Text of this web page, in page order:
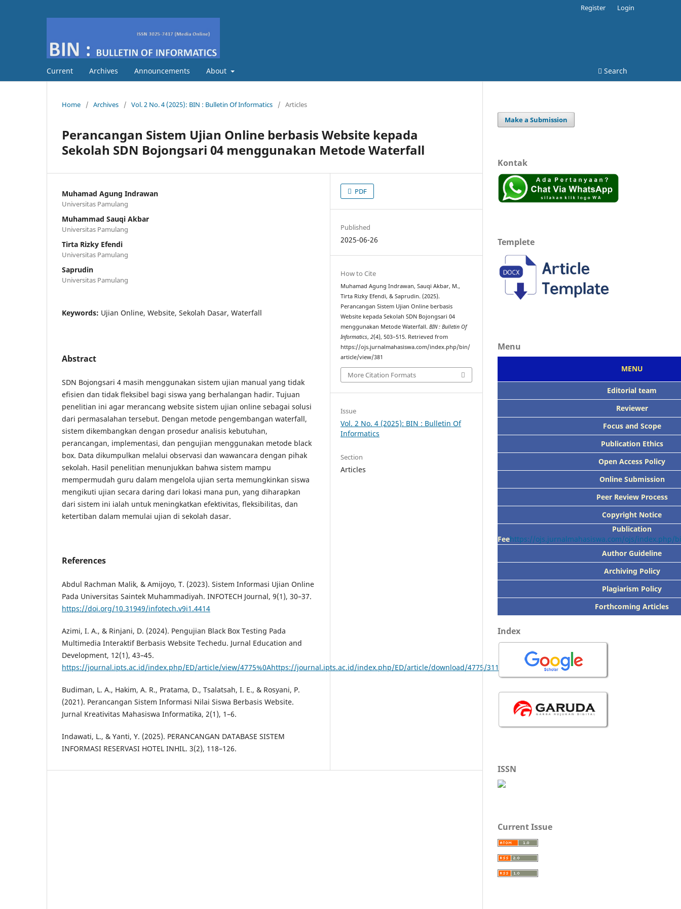
Current Archives Announcements About Search
Register Login
Home / Archives / Vol. 2 No. 4 (2025): BIN : Bulletin Of Informatics / Articles
Perancangan Sistem Ujian Online berbasis Website kepada
Sekolah SDN Bojongsari 04 menggunakan Metode Waterfall
Muhamad Agung Indrawan
Universitas Pamulang
Muhammad Sauqi Akbar
Universitas Pamulang
Tirta Rizky Efendi
Universitas Pamulang
Saprudin
Universitas Pamulang
Keywords: Ujian Online, Website, Sekolah Dasar, Waterfall
Abstract
SDN Bojongsari 4 masih menggunakan sistem ujian manual yang tidak
efisien dan tidak fleksibel bagi siswa yang berhalangan hadir. Tujuan
penelitian ini agar merancang website sistem ujian online sebagai solusi
dari permasalahan tersebut. Dengan metode pengembangan waterfall,
sistem dikembangkan dengan prosedur analisis kebutuhan,
perancangan, implementasi, dan pengujian menggunakan metode black
box. Data dikumpulkan melalui observasi dan wawancara dengan pihak
sekolah. Hasil penelitian menunjukkan bahwa sistem mampu
mempermudah guru dalam mengelola ujian serta memungkinkan siswa
mengikuti ujian secara daring dari lokasi mana pun, yang diharapkan
dari sistem ini ialah untuk meningkatkan efektivitas, fleksibilitas, dan
ketertiban dalam memulai ujian di sekolah dasar.
References
Abdul Rachman Malik, & Amijoyo, T. (2023). Sistem Informasi Ujian Online
Pada Universitas Saintek Muhammadiyah. INFOTECH Journal, 9(1), 30–37.
https://doi.org/10.31949/infotech.v9i1.4414
Azimi, I. A., & Rinjani, D. (2024). Pengujian Black Box Testing Pada
Multimedia Interaktif Berbasis Website Techedu. Jurnal Education and
Development, 12(1), 43–45.
https://journal.ipts.ac.id/index.php/ED/article/view/4775%0Ahttps://journal.ipts.ac.id/index.php/ED/article/download/4775/3117
Budiman, L. A., Hakim, A. R., Pratama, D., Tsalatsah, I. E., & Rosyani, P.
(2021). Perancangan Sistem Informasi Nilai Siswa Berbasis Website.
Jurnal Kreativitas Mahasiswa Informatika, 2(1), 1–6.
Indawati, L., & Yanti, Y. (2025). PERANCANGAN DATABASE SISTEM
INFORMASI RESERVASI HOTEL INHIL. 3(2), 118–126.
PDF
Published
2025-06-26
How to Cite
Muhamad Agung Indrawan, Sauqi Akbar, M.,
Tirta Rizky Efendi, & Saprudin. (2025).
Perancangan Sistem Ujian Online berbasis
Website kepada Sekolah SDN Bojongsari 04
menggunakan Metode Waterfall.BIN : Bulletin Of
Informatics,2(4), 503–515. Retrieved from
https://ojs.jurnalmahasiswa.com/index.php/bin/
article/view/381
More Citation Formats
Issue
Vol. 2 No. 4 (2025): BIN : Bulletin Of
Informatics
Section
Articles
Make a Submission
Kontak
Templete
Menu
MENU
Editorial team
Reviewer
Focus and Scope
Publication Ethics
Open Access Policy
Online Submission
Peer Review Process
Copyright Notice
Publication
Feehttps://ojs.jurnalmahasiswa.com/ojs/index.php/
Author Guideline
Archiving Policy
Plagiarism Policy
Forthcoming Articles
Index
ISSN
Current Issue